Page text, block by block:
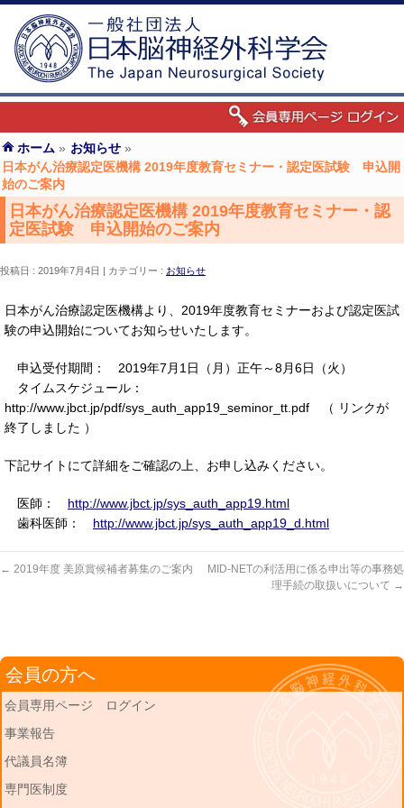
ホーム » お知らせ »
日本がん治療認定医機構 2019年度教育セミナー・認定医試験 申込開
始のご案内
日本がん治療認定医機構 2019年度教育セミナー・認
定医試験 申込開始のご案内
投稿日 : 2019年7月4日 カテゴリー : お知らせ
日本がん治療認定医機構より、2019年度教育セミナーおよび認定医試
験の申込開始についてお知らせいたします。
申込受付期間： 2019年7月1日（月）正午～8月6日（火）
タイムスケジュール：
http://www.jbct.jp/pdf/sys_auth_app19_seminor_tt.pdf （ リンクが
終了しました ）
下記サイトにて詳細をご確認の上、お申し込みください。
医師： http://www.jbct.jp/sys_auth_app19.html
歯科医師： http://www.jbct.jp/sys_auth_app19_d.html
← 2019年度 美原賞候補者募集のご案内
MID-NETの利活用に係る申出等の事務処
理手続の取扱いについて →
会員の方へ
会員専用ページ ログイン
事業報告
代議員名簿
専門医制度